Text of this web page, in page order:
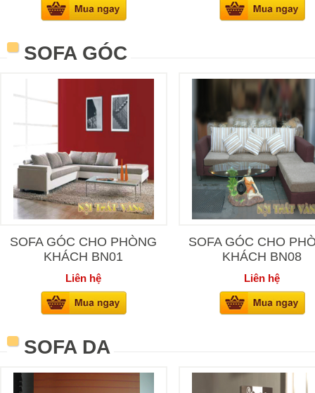
SOFA GÓC
SOFA GÓC CHO PHÒNG
KHÁCH BN01
Liên hệ
SOFA GÓC CHO
KHÁCH BN08
Liên hệ
SOFA DA